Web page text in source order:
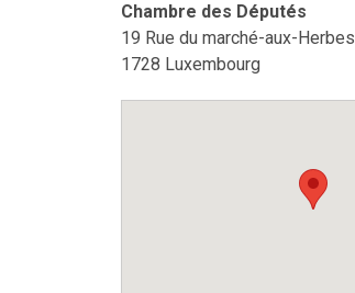
Chambre des Députés
19 Rue du marché-aux-Herbes
1728 Luxembourg